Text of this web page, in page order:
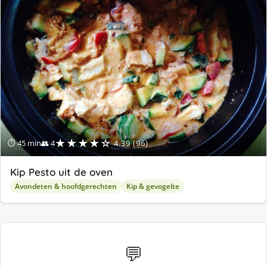
⏱ 45 min👥 4★★★★☆ 4.39 (96)
Kip Pesto uit de oven
Avondeten & hoofdgerechten Kip & gevogelte
💬